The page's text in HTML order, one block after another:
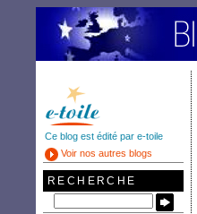
Ce blog est édité par e-toile
Voir nos autres blogs
RECHERCHE